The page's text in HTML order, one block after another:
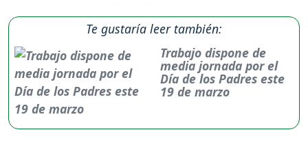
Te gustaría leer también:
Trabajo dispone de
media jornada por el
Día de los Padres este
19 de marzo